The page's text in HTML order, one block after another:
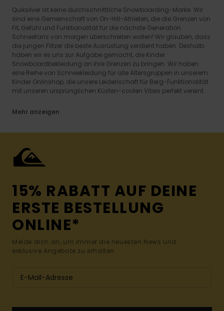
Quiksilver ist keine durchschnittliche Snowboarding-Marke. Wir
sind eine Gemeinschaft von On-Hill-Athleten, die die Grenzen von
Fit, Gefühl und Funktionalität für die nächste Generation
Schneefans von morgen überschreiten wollen! Wir glauben, dass
die jungen Flitzer die beste Ausrüstung verdient haben. Deshalb
haben wir es uns zur Aufgabe gemacht, die Kinder
Snowboardbekleidung an ihre Grenzen zu bringen. Wir haben
eine Reihe von Schneekleidung für alle Altersgruppen in unserem
Kinder Onlinshop, die unsere Leidenschaft für Berg-Funktionalität
mit unseren ursprünglichen Küsten-coolen Vibes perfekt vereint.
Mehr anzeigen
15% RABATT AUF DEINE
ERSTE BESTELLUNG
ONLINE*
Melde dich an, um immer die neuesten News und
exklusive Angebote zu erhalten.